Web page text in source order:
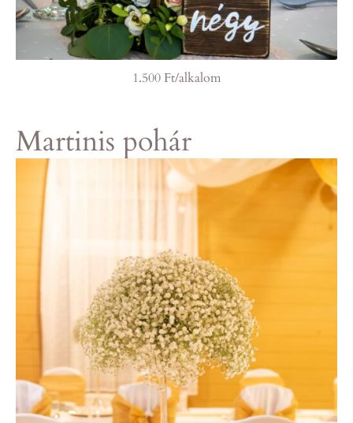
1.500 Ft/alkalom
Martinis pohár